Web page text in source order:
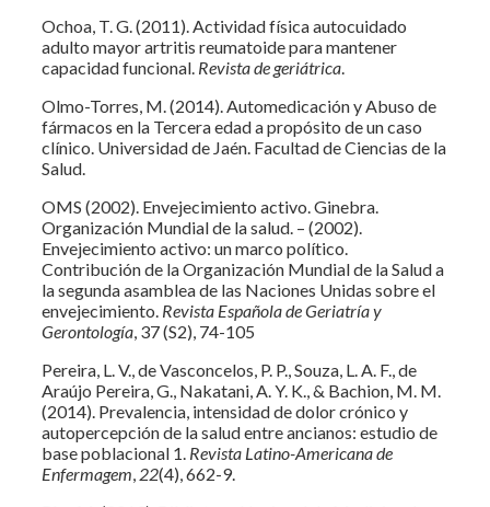
Ochoa, T. G. (2011). Actividad física autocuidado
adulto mayor artritis reumatoide para mantener
capacidad funcional. Revista de geriátrica
Olmo-Torres, M. (2014). Automedicación y Abuso de
fármacos en la Tercera edad a propósito de un caso
clínico. Universidad de Jaén. Facultad de Ciencias de la
Salud.
OMS (2002). Envejecimiento activo. Ginebra.
Organización Mundial de la salud. – (2002).
Envejecimiento activo: un marco político.
Contribución de la Organización Mundial de la Salud a
la segunda asamblea de las Naciones Unidas sobre el
envejecimiento. Revista Española de Geriatría y
Gerontología , 37 (S2), 74-105
Pereira, L. V., de Vasconcelos, P. P., Souza, L. A. F., de
Araújo Pereira, G., Nakatani, A. Y. K., & Bachion, M. M.
(2014). Prevalencia, intensidad de dolor crónico y
autopercepción de la salud entre ancianos: estudio de
base poblacional 1. Revista Latino-Americana de
Enfermagem 22(4), 662-9.